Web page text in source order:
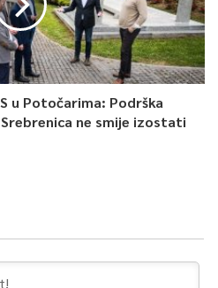
u Potočarima: Podrška
ne smije izostati